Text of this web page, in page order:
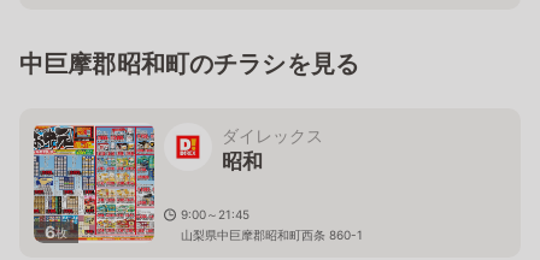
中巨摩郡昭和町のチラシを見る
6枚
ダイレックス
昭和
9:00～21:45
山梨県中巨摩郡昭和町西条 860-1